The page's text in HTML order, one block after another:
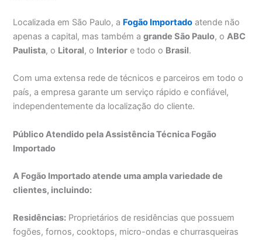
Localizada em São Paulo, a Fogão Importado atende não
apenas a capital, mas também agrande São Paulo, oABC
Paulista, o Litoral, o Interior e todo o Brasil.
Com uma extensa rede de técnicos e parceiros em todo o
país, a empresa garante um serviço rápido e confiável,
independentemente da localização do cliente.
Público Atendido pela Assistência Técnica Fogão
Importado
A Fogão Importado atende uma ampla variedade de
clientes, incluindo:
Residências: Proprietários de residências que possuem
fogões, fornos, cooktops, micro-ondas e churrasqueiras